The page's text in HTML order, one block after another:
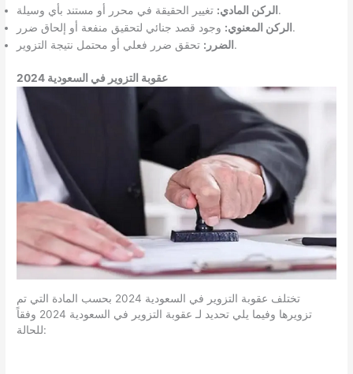
الركن المادي: تغيير الحقيقة في محرر أو مستند بأي وسيلة.
الركن المعنوي: وجود قصد جنائي لتحقيق منفعة أو إلحاق ضرر.
الضرر: تحقق ضرر فعلي أو محتمل نتيجة التزوير.
عقوبة التزوير في السعودية 2024
تختلف عقوبة التزوير في السعودية 2024 بحسب المادة التي تم
تزويرها وفيما يلي تحديد لـ عقوبة التزوير في السعودية 2024 وفقاً
للحالة: